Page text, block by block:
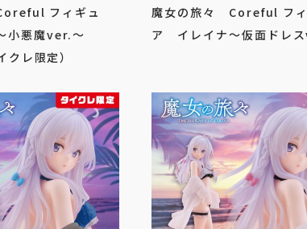
フィギュ
小悪魔ver.～
レ限定）
魔女の旅々 Coreful フィ
ア イレイナ～仮面ドレ